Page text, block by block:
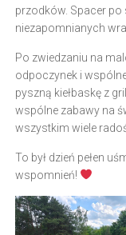
przodków. Spacer po
niezapomnianych
Po zwiedzaniu na
odpoczynek i
pyszną kiełbaskę z
wspólne zabawy na
wszystkim wiele
To był dzień pełen
wspomnień!